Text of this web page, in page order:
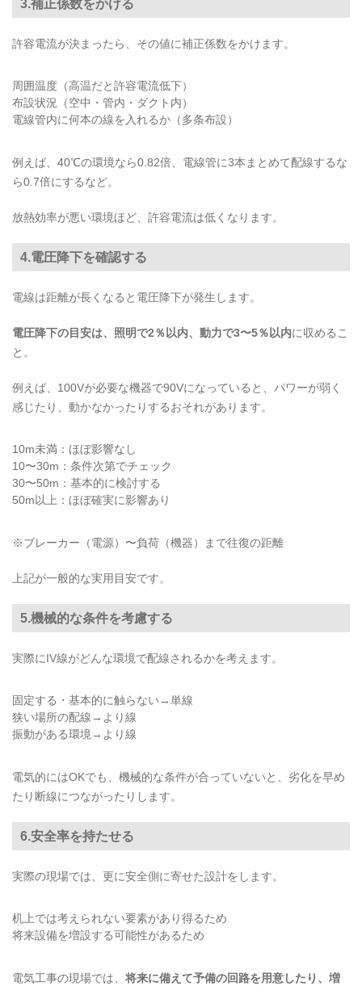
3.補正係数をかける
許容電流が決まったら、その値に補正係数をかけます。
周囲温度（高温だと許容電流低下）
布設状況（空中・管内・ダクト内）
電線管内に何本の線を入れるか（多条布設）
例えば、40℃の環境なら0.82倍、電線管に3本まとめて配線するな
ら0.7倍にするなど。
放熱効率が悪い環境ほど、許容電流は低くなります。
4.電圧降下を確認する
電線は距離が長くなると電圧降下が発生します。
電圧降下の目安は、照明で2％以内、動力で3〜5％以内に収めるこ
と。
例えば、100Vが必要な機器で90Vになっていると、パワーが弱く
感じたり、動かなかったりするおそれがあります。
10m未満：ほぼ影響なし
10〜30m：条件次第でチェック
30〜50m：基本的に検討する
50m以上：ほぼ確実に影響あり
※ブレーカー（電源）〜負荷（機器）まで往復の距離
上記が一般的な実用目安です。
5.機械的な条件を考慮する
実際にIV線がどんな環境で配線されるかを考えます。
固定する・基本的に触らない→単線
狭い場所の配線→より線
振動がある環境→より線
電気的にはOKでも、機械的な条件が合っていないと、劣化を早め
たり断線につながったりします。
6.安全率を持たせる
実際の現場では、更に安全側に寄せた設計をします。
机上では考えられない要素があり得るため
将来設備を増設する可能性があるため
電気工事の現場では、 将来に備えて予備の回路を用意したり、増